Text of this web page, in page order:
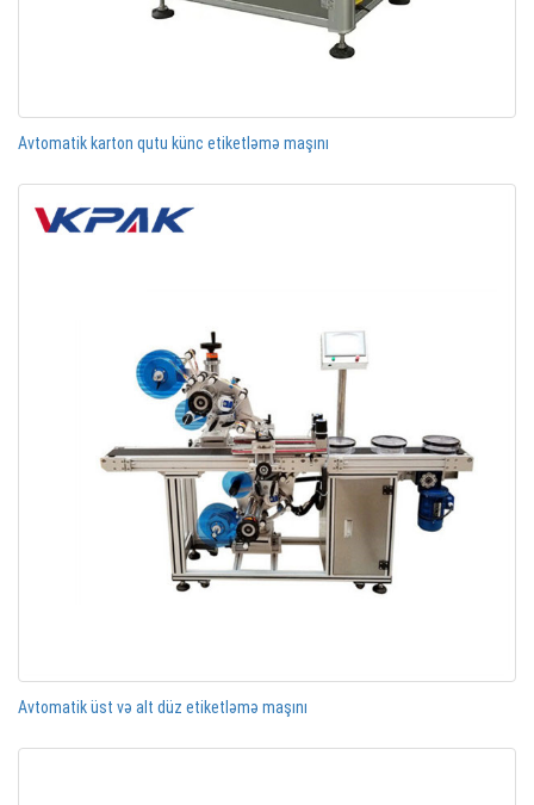
Avtomatik karton qutu künc etiketləmə maşını
Avtomatik üst və alt düz etiketləmə maşını